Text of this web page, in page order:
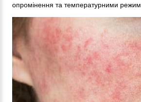
опромінення та температурними